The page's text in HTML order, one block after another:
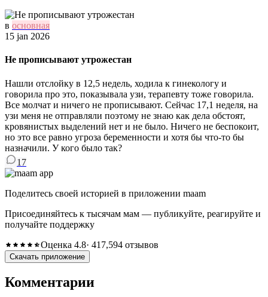
в основная
15 jan 2026
Не прописывают утрожестан
Нашли отслойку в 12,5 недель, ходила к гинекологу и
говорила про это, показывала узи, терапевту тоже говорила.
Все молчат и ничего не прописывают. Сейчас 17,1 неделя, на
узи меня не отправляли поэтому не знаю как дела обстоят,
кровянистых выделений нет и не было. Ничего не беспокоит,
но это все равно угроза беременности и хотя бы что-то бы
назначили. У кого было так?
17
Поделитесь своей историей в приложении maam
Присоединяйтесь к тысячам мам — публикуйте, реагируйте и
получайте поддержку
Оценка 4.8· 417,594 отзывов
Скачать приложение
Комментарии